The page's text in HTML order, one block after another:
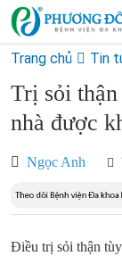
Trang chủ Tin
Trị sỏi
nhà được
Ngọc Anh
Điều trị sỏi thận